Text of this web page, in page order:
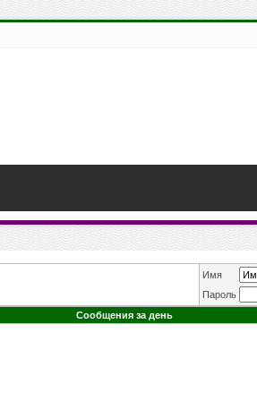
Имя
Пароль
Сообщения за день